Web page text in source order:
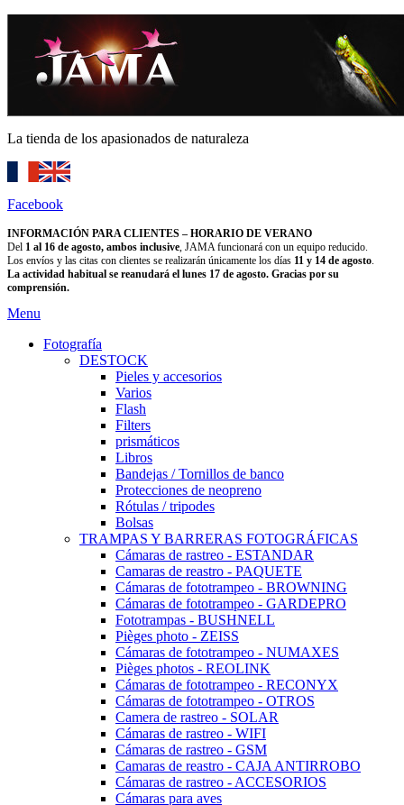
La tienda de los apasionados de naturaleza
Facebook
INFORMACIÓN PARA CLIENTES – HORARIO DE VERANO
Del 1 al 16 de agosto, ambos inclusive, JAMA funcionará con un equipo reducido.
Los envíos y las citas con clientes se realizarán únicamente los días 11 y 14 de agosto.
La actividad habitual se reanudará el lunes 17 de agosto. Gracias por su
comprensión.
Menu
Fotografía
DESTOCK
Pieles y accesorios
Varios
Flash
Filters
prismáticos
Libros
Bandejas / Tornillos de banco
Protecciones de neopreno
Rótulas / tripodes
Bolsas
TRAMPAS Y BARRERAS FOTOGRÁFICAS
Cámaras de rastreo - ESTANDAR
Camaras de reastro - PAQUETE
Cámaras de fototrampeo - BROWNING
Cámaras de fototrampeo - GARDEPRO
Fototrampas - BUSHNELL
Pièges photo - ZEISS
Cámaras de fototrampeo - NUMAXES
Pièges photos - REOLINK
Cámaras de fototrampeo - RECONYX
Cámaras de fototrampeo - OTROS
Camera de rastreo - SOLAR
Cámaras de rastreo - WIFI
Cámaras de rastreo - GSM
Camaras de reastro - CAJA ANTIRROBO
Cámaras de rastreo - ACCESORIOS
Cámaras para aves